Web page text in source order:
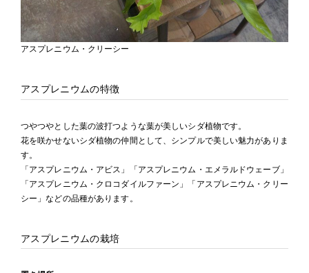
アスプレニウム・クリーシー
アスプレニウムの特徴
つやつやとした葉の波打つような葉が美しいシダ植物です。
花を咲かせないシダ植物の仲間として、シンプルで美しい魅力がありま
す。
「アスプレニウム・アビス」「アスプレニウム・エメラルドウェーブ」
「アスプレニウム・クロコダイルファーン」「アスプレニウム・クリー
シー」などの品種があります。
アスプレニウムの栽培